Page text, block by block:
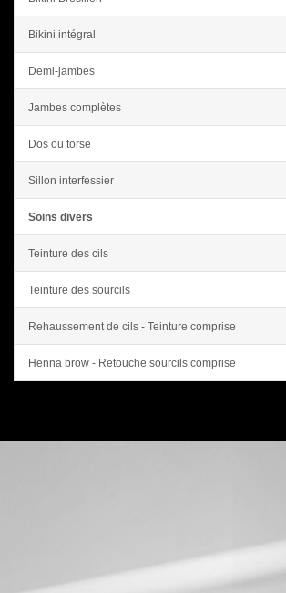
Bikini intégral
Demi-jambes
Jambes complètes
Dos ou torse
Sillon interfessier
Soins divers
Teinture des cils
Teinture des sourcils
Rehaussement de cils - Teinture comprise
Henna brow - Retouche sourcils comprise